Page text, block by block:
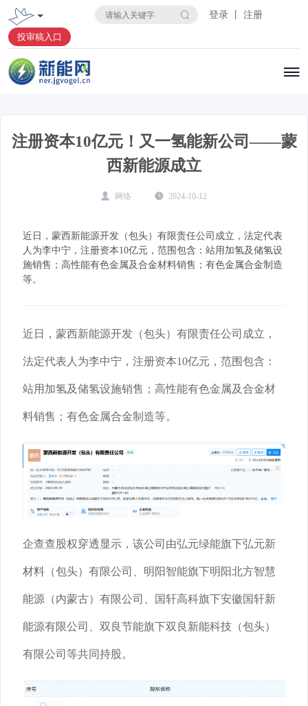
登录 丨 注册
投审稿入口
注册资本10亿元！又一氢能新公司——蒙
西新能源成立
网络 2024-10-12
近日，蒙西新能源开发（包头）有限责任公司成立，法定代表
人为李中宁，注册资本10亿元，范围包含：站用加氢及储氢设
施销售；高性能有色金属及合金材料销售；有色金属合金制造
等。
近日，蒙西新能源开发（包头）有限责任公司成立，
法定代表人为李中宁，注册资本10亿元，范围包含：
站用加氢及储氢设施销售；高性能有色金属及合金材
料销售；有色金属合金制造等。
企查查股权穿透显示，该公司由弘元绿能旗下弘元新
材料（包头）有限公司、明阳智能旗下明阳北方智慧
能源（内蒙古）有限公司、国轩高科旗下安徽国轩新
能源有限公司、双良节能旗下双良新能科技（包头）
有限公司等共同持股。